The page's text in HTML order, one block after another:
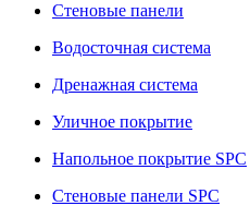
Стеновые панели
Водосточная система
Дренажная система
Уличное покрытие
Напольное покрытие SPC
Стеновые панели SPC